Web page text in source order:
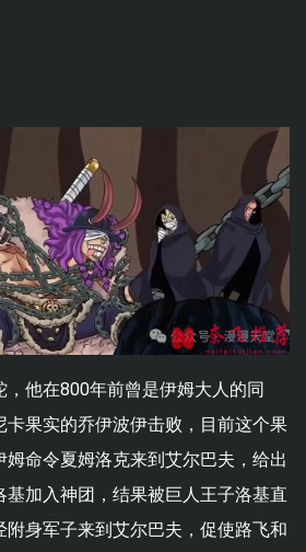
他在800年前曾是伊姆大人的同
卡果实的乔伊波伊击败，目前这个果
姆命令夏姆洛克来到艾尔巴夫，给出
基加入神团，结果被巨人王子洛基直
身军子来到艾尔巴夫，促使路飞和